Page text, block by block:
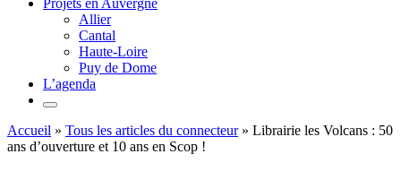
Projets en Auvergne
Allier
Cantal
Haute-Loire
Puy de Dome
L’agenda
Accueil » Tous les articles du connecteur» Librairie les Volcans : 50
ans d’ouverture et 10 ans en Scop !